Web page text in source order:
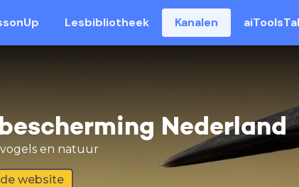
Lesbibliotheek Kanalen
Nederland
en natuur
website